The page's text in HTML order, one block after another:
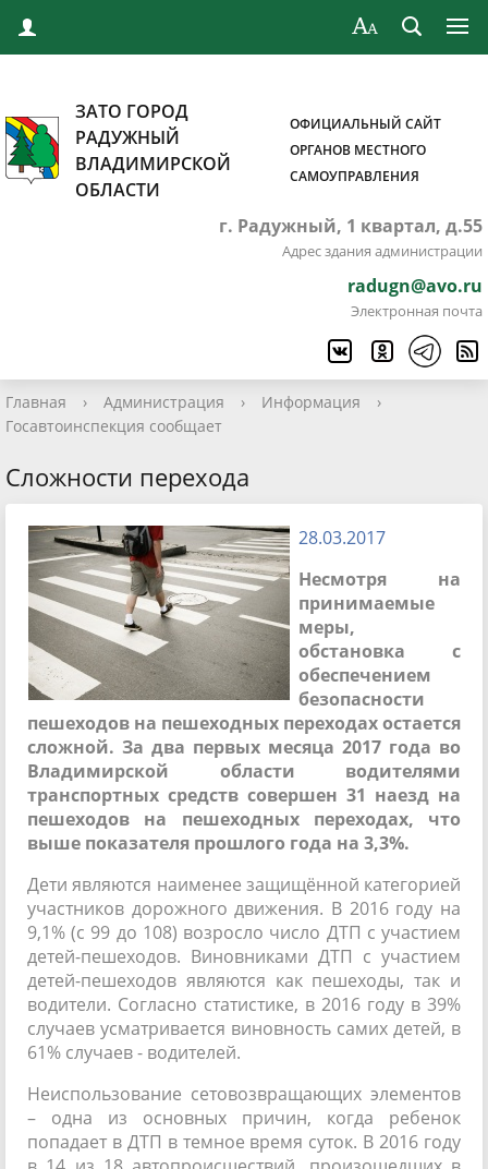
ЗАТО ГОРОД
РАДУЖНЫЙ
ВЛАДИМИРСКОЙ
ОБЛАСТИ
ОФИЦИАЛЬНЫЙ САЙТ
ОРГАНОВ МЕСТНОГО
САМОУПРАВЛЕНИЯ
г. Радужный, 1 квартал, д.55
Адрес здания администрации
radugn@avo.ru
Электронная почта
Главная › Администрация › Информация
›
Госавтоинспекция сообщает
Сложности перехода
28.03.2017
Несмотря на
принимаемые
меры,
обстановка с
обеспечением
безопасности
пешеходов на пешеходных переходах остается
сложной. За два первых месяца 2017 года во
Владимирской области водителями
транспортных средств совершен 31 наезд на
пешеходов на пешеходных переходах, что
выше показателя прошлого года на 3,3%.
Дети являются наименее защищённой категорией
участников дорожного движения. В 2016 году на
9,1% (с 99 до 108) возросло число ДТП с участием
детей-пешеходов. Виновниками ДТП с участием
детей-пешеходов являются как пешеходы, так и
водители. Согласно статистике, в 2016 году в 39%
случаев усматривается виновность самих детей, в
61% случаев - водителей.
Неиспользование сетовозвращающих элементов
– одна из основных причин, когда ребенок
попадает в ДТП в темное время суток. В 2016 году